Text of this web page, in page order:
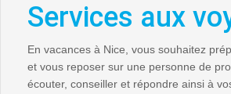
Services aux
En vacances à Nice, vous souhaitez
et vous reposer sur une personne de
écouter, conseiller et répondre ainsi à